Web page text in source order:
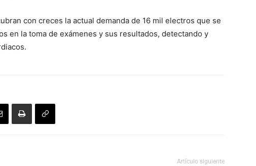
con creces la actual demanda de 16 mil electros que se
en la toma de exámenes y sus resultados, detectando y
Artículo siguiente